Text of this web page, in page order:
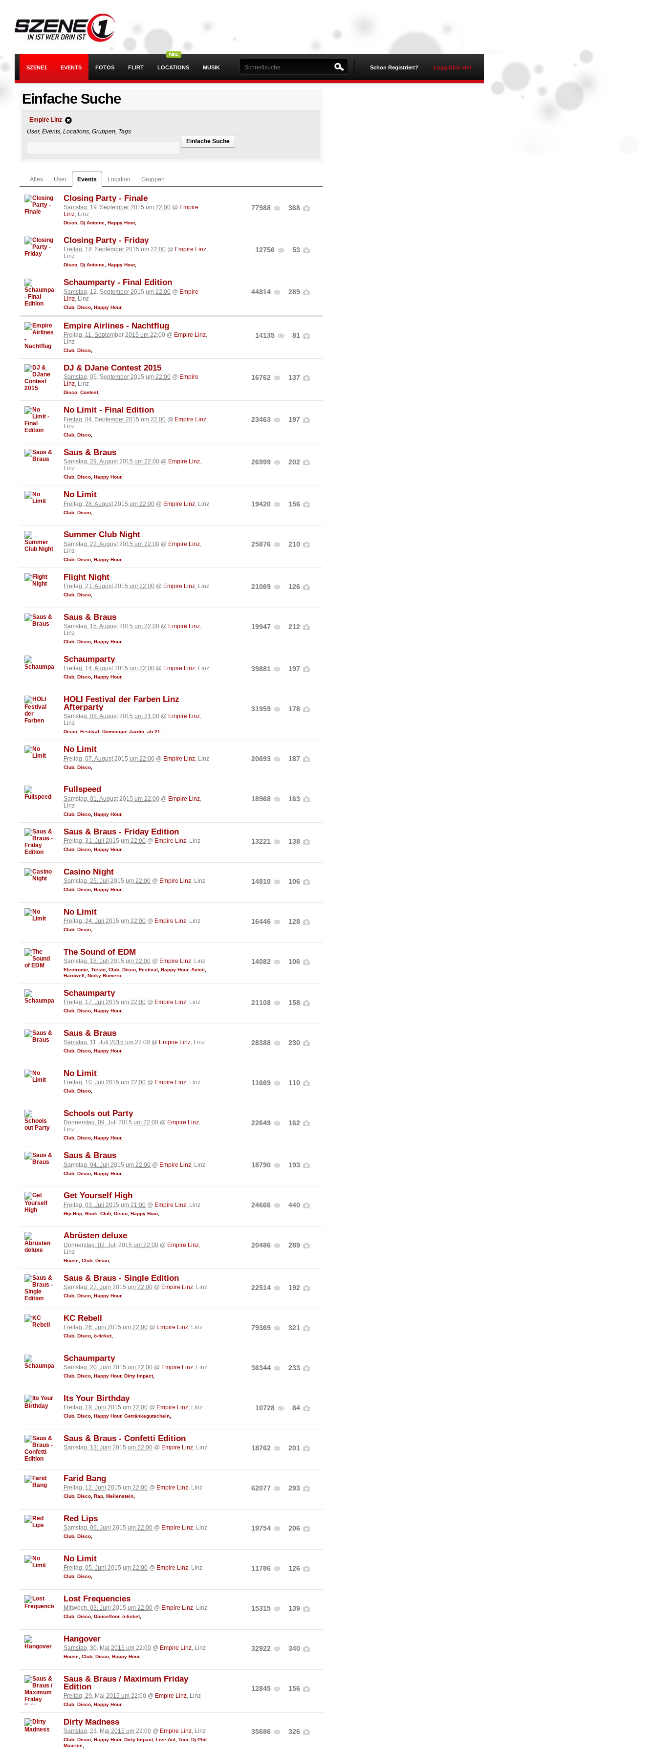
SZENE1 EVENTS FOTOS FLIRT LOCATIONS MUSIK Schon Registriert? Logg Dich ein!
Einfache Suche
Empire Linz
User, Events, Locations, Gruppen, Tags
Einfache Suche
Alles User Events Location Gruppen
77988 368
Closing Party - Finale
Samstag, 19. September 2015 um 22:00 @ Empire
Linz, Linz
Disco Dj Antoine Happy Hour,
12756 53
Closing Party - Friday
Freitag, 18. September 2015 um 22:00 @ Empire Linz,
Linz
Disco, Dj Antoine, Happy Hour,
44814 289
Schaumparty - Final Edition
Samstag, 12. September 2015 um 22:00 @ Empire
Linz , Linz
Club Disco Happy Hour,
14135 81
Empire Airlines - Nachtflug
Freitag, 11. September 2015 um 22:00 @ Empire Linz,
Linz
Club Disco
16762 137
DJ & DJane Contest 2015
Samstag, 05. September 2015 um 22:00 @ Empire
Linz, Linz
Disco, Contest,
23463 197
No Limit - Final Edition
Freitag, 04. September 2015 um 22:00 @ Empire Linz
Linz
Club Disco
26999 202
Saus & Braus
Samstag, 29. August 2015 um 22:00 @ Empire Linz,
Linz
Club Disco Happy Hour,
19420 156
No Limit
Freitag, 28. August 2015 um 22:00 @ Empire Linz , Linz
Club Disco
25876 210
Summer Club Night
Samstag, 22. August 2015 um 22:00 @ Empire Linz
Linz
Club Disco Happy Hour,
21069 126
Flight Night
Freitag, 21. August 2015 um 22:00 @ Empire Linz, Linz
Club Disco
19947 212
Saus & Braus
Samstag, 15. August 2015 um 22:00 @ Empire Linz,
Linz
Club Disco Happy Hour,
39881 197
Schaumparty
Freitag, 14. August 2015 um 22:00 @ Empire Linz, Linz
Club, Disco, Happy Hour,
31959 178
HOLI Festival der Farben Linz
Afterparty
Samstag, 08. August 2015 um 21:00 @ Empire Linz,
Linz
Disco, Festival, Dominique Jardin, ab 21,
20693 187
No Limit
Freitag, 07. August 2015 um 22:00 @ Empire Linz , Linz
Club Disco
18968 163
Fullspeed
Samstag, 01. August 2015 um 22:00 @ Empire Linz
Linz
Club Disco Happy Hour,
13221 138
Saus & Braus - Friday Edition
Freitag, 31. Juli 2015 um 22:00 @ Empire Linz, Linz
Club Disco Happy Hour,
14810 106
Casino Night
Samstag, 25. Juli 2015 um 22:00 @ Empire Linz, Linz
Club Disco Happy Hour,
16446 128
No Limit
Freitag, 24. Juli 2015 um 22:00 @ Empire Linz, Linz
Club Disco
14082 106
The Sound of EDM
Samstag, 18. Juli 2015 um 22:00 @ Empire Linz, Linz
Electronic Tiesto Club Disco Festival Happy Hour, Avicii
Hardwell
Nicky Romero
21108 158
Schaumparty
Freitag, 17. Juli 2015 um 22:00 @ Empire Linz, Linz
Club, Disco, Happy Hour,
28388 230
Saus & Braus
Samstag, 11. Juli 2015 um 22:00 @ Empire Linz, Linz
Club, Disco, Happy Hour,
11669 110
No Limit
Freitag, 10. Juli 2015 um 22:00 @ Empire Linz, Linz
Club, Disco,
22649 162
Schools out Party
Donnerstag, 09. Juli 2015 um 22:00 @ Empire Linz,
Linz
Club, Disco, Happy Hour,
18790 193
Saus & Braus
Samstag, 04. Juli 2015 um 22:00 @ Empire Linz , Linz
Club Disco Happy Hour,
24666 440
Get Yourself High
Freitag, 03. Juli 2015 um 21:00 @ Empire Linz , Linz
Hip Hop Rock Club Disco Happy Hour,
20486 289
Abrüsten deluxe
Donnerstag, 02. Juli 2015 um 22:00 @ Empire Linz
Linz
House Club Disco
22514 192
Saus & Braus - Single Edition
Samstag, 27. Juni 2015 um 22:00 @ Empire Linz, Linz
Club Disco Happy Hour,
79369 321
KC Rebell
Freitag, 26. Juni 2015 um 22:00 @ Empire Linz, Linz
Club Disco ö-ticket,
36344 233
Schaumparty
Samstag, 20. Juni 2015 um 22:00 @ Empire Linz, Linz
Club Disco Happy Hour, Dirty Impact,
10728 84
Its Your Birthday
Freitag, 19. Juni 2015 um 22:00 @ Empire Linz, Linz
Club Disco Happy Hour, Getränkegutschein
18762 201
Saus & Braus - Confetti Edition
Samstag, 13. Juni 2015 um 22:00 @ Empire Linz, Linz
62077 293
Farid Bang
Freitag, 12. Juni 2015 um 22:00 @ Empire Linz, Linz
Club Disco Rap Meilenstein
19754 206
Red Lips
Samstag, 06. Juni 2015 um 22:00 @ Empire Linz, Linz
Club Disco
11786 126
No Limit
Freitag, 05. Juni 2015 um 22:00 @ Empire Linz, Linz
Club Disco
15315 139
Lost Frequencies
Mittwoch, 03. Juni 2015 um 22:00 @ Empire Linz, Linz
Club Disco Dancefloor, ö-ticket,
32922 340
Hangover
Samstag, 30. Mai 2015 um 22:00 @ Empire Linz, Linz
House Club Disco Happy Hour,
12845 156
Saus & Braus / Maximum Friday
Edition
Freitag, 29. Mai 2015 um 22:00 @ Empire Linz, Linz
Club Disco Happy Hour,
35686 326
Dirty Madness
Samstag, 23. Mai 2015 um 22:00 @ Empire Linz, Linz
Club, Disco, Happy Hour, Dirty Impact, Live Act, Tour, Dj Phil
Maurice,